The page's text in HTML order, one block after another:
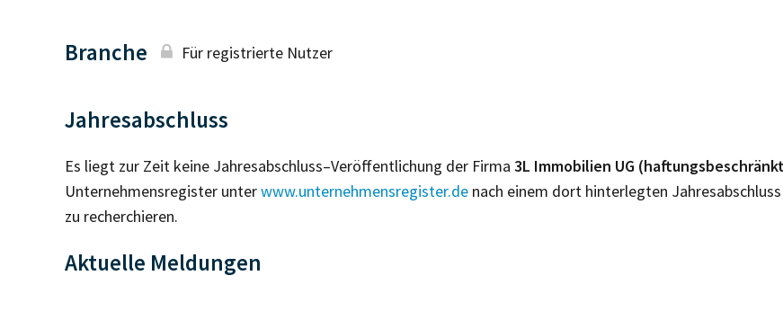
Branche Für registrierte Nutzer
Jahresabschluss
Es liegt zur Zeit keine Jahresabschluss–Veröffentlichung der Firma 3L Immobilien UG
Unternehmensregister unterwww.unternehmensregister.de nach einem dort hinterlegten
zu recherchieren.
Aktuelle Meldungen